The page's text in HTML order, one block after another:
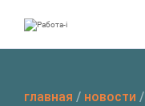
содержанию
главная / новости /